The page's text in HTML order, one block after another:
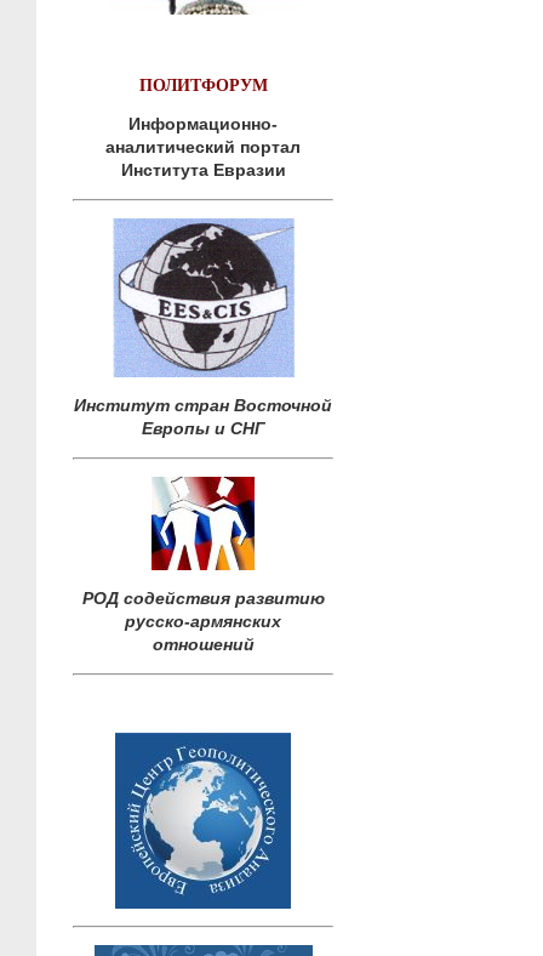
ПОЛИТФОРУМ
Информационно-
аналитический портал
Института Евразии
Институт стран Восточной
Европы и СНГ
РОД содействия развитию
русско-армянских
отношений